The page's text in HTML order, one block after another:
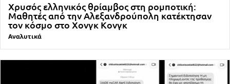
Χρυσός ελληνικός θρίαμβος στη ρομποτική:
Μαθητές από την Αλεξανδρούπολη κατέκτησαν
τον κόσμο στο Χονγκ Κονγκ
Αναλυτικά